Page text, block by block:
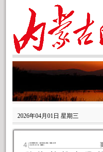
2026年04月01日 星期三